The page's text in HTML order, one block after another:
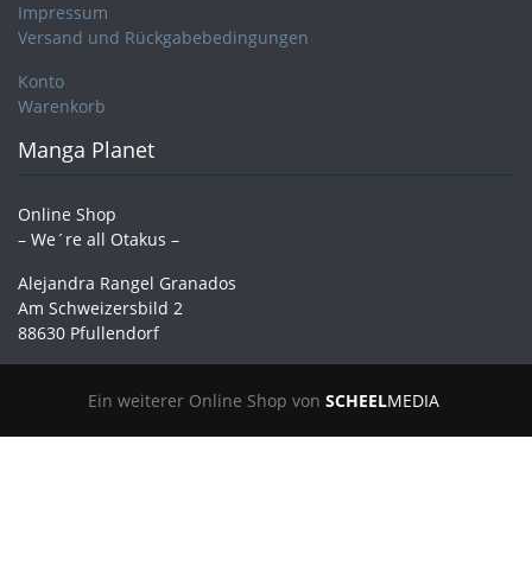
Impressum
Versand und Rückgabebedingungen
Konto
Warenkorb
Manga Planet
Online Shop
– We´re all Otakus –
Alejandra Rangel Granados
Am Schweizersbild 2
88630 Pfullendorf
Ein weiterer Online Shop von SCHEELMEDIA